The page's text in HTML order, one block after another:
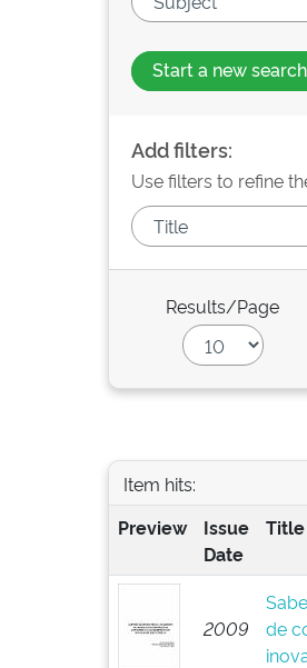
Start a new search
Add filters:
Use filters to refine
Results/Page
Item hits:
Preview
Issue
Date
Title
2009
de